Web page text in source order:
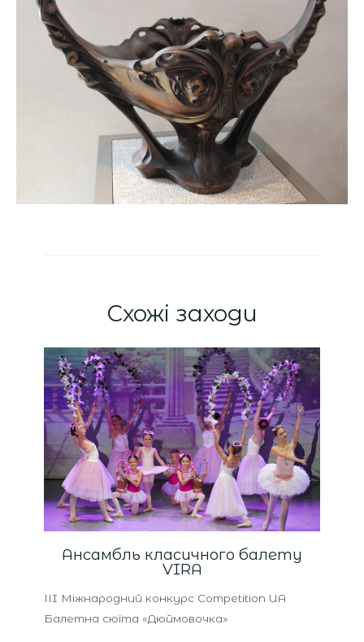
Схожі заходи
Ансамбль класичного балету
VIRA
ІІI Міжнародний конкурс Competition UA
Балетна сюїта «Дюймовочка»